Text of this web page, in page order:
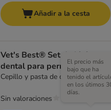
Añadir a la cesta
Vet's Best® Set de higiene
dental para perros
Cepillo y pasta de dientes
El precio más
bajo que ha
tenido el
en los útimos
días.
Sin valoraciones